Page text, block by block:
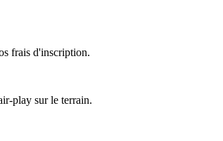
frais d'inscription.
play sur le terrain.